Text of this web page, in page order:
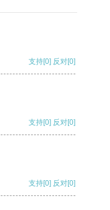
支持[0] 反对[0]
支持[0] 反对[0]
支持[0] 反对[0]